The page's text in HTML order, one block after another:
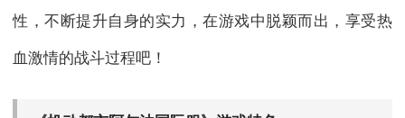
性，不断提升自身的实力，在游戏中脱颖而出，享受热
血激情的战斗过程吧！